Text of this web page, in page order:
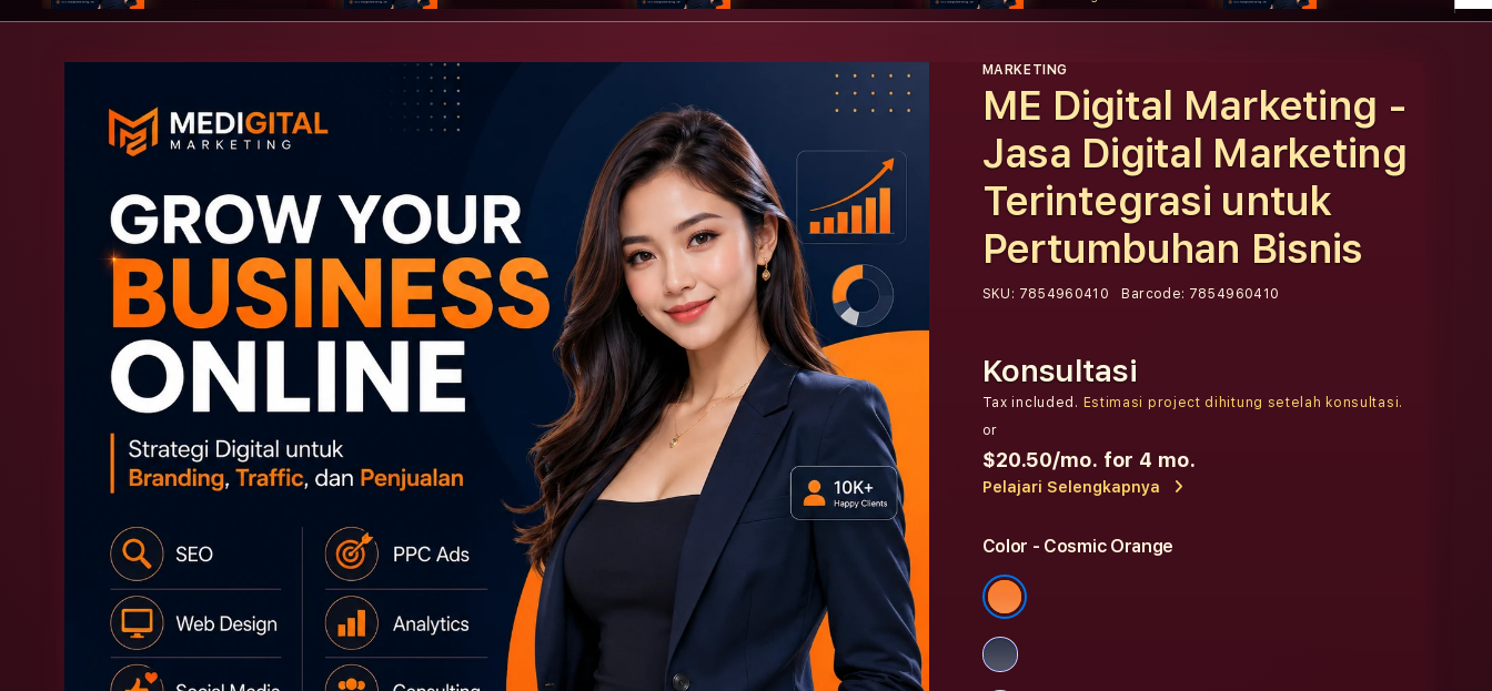
Skip to
information
MARKETING
ME Digital Marketing -
Jasa Digital Marketing
Terintegrasi untuk
Pertumbuhan Bisnis
SKU: 7854960410 Barcode: 7854960410
Konsultasi
Tax included. Estimasi project dihitung setelah konsultasi.
or
$20.50/mo. for 4 mo.
Pelajari Selengkapnya
Color - Cosmic Orange